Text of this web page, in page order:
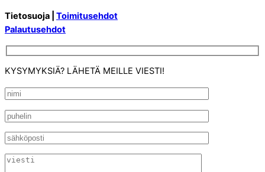
Tietosuoja | Toimitusehdot
Palautusehdot
KYSYMYKSIÄ? LÄHETÄ MEILLE VIESTI!